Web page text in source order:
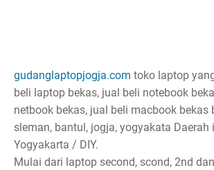
gudanglaptopjogja.com toko laptop
beli laptop bekas, jual beli notebook
netbook bekas, jual beli macbook bekas
sleman, bantul, jogja, yogyakata Daerah
Yogyakarta / DIY.
Mulai dari laptop second, scond, 2nd